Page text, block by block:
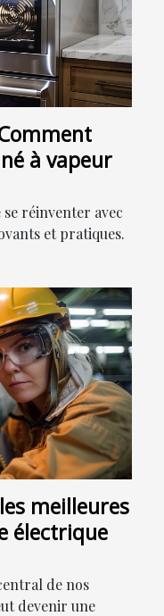
à vapeur
se réinventer avec
et pratiques.
meilleures
électrique
de nos
devenir une